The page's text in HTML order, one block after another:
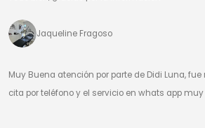
Jaqueline Fragoso
Muy Buena atención por parte de Didi Luna,
cita por teléfono y el servicio en whats app